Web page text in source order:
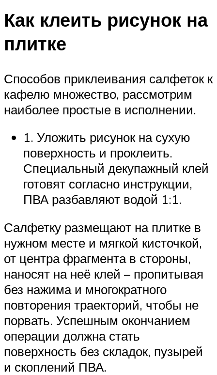
Как клеить рисунок на
плитке
Способов приклеивания салфеток к
кафелю множество, рассмотрим
наиболее простые в исполнении.
1. Уложить рисунок на сухую
поверхность и проклеить.
Специальный декупажный клей
готовят согласно инструкции,
ПВА разбавляют водой 1:1.
Салфетку размещают на плитке в
нужном месте и мягкой кисточкой,
от центра фрагмента в стороны,
наносят на неё клей – пропитывая
без нажима и многократного
повторения траекторий, чтобы не
порвать. Успешным окончанием
операции должна стать
поверхность без складок, пузырей
и скоплений ПВА.